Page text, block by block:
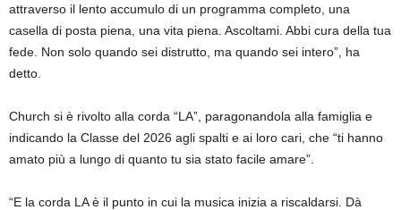
attraverso il lento accumulo di un programma completo, una
casella di posta piena, una vita piena. Ascoltami. Abbi cura della tua
fede. Non solo quando sei distrutto, ma quando sei intero”, ha
detto.
Church si è rivolto alla corda “LA”, paragonandola alla famiglia e
indicando la Classe del 2026 agli spalti e ai loro cari, che “ti hanno
amato più a lungo di quanto tu sia stato facile amare”.
“E la corda LA è il punto in cui la musica inizia a riscaldarsi. Dà